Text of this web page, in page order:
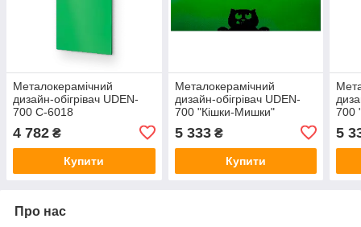
Металокерамічний
дизайн-обігрівач UDEN-
700 С-6018
4 782 ₴
Купити
Металокерамічний
дизайн-обігрівач UDEN-
700 "Кішки-Мишки"
5 333₴
Купити
700
5
Про нас